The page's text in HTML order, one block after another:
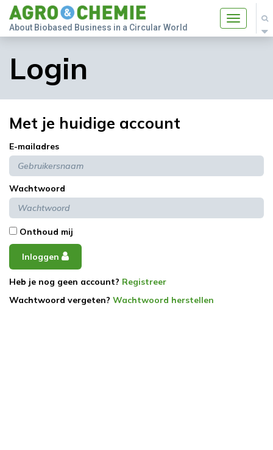
Toggle
About Biobased Business in a Circular World
Login
Met je huidige account
E-mailadres
Wachtwoord
Onthoud mij
Inloggen
Heb je nog geen account? Registreer
Wachtwoord vergeten? Wachtwoord herstellen